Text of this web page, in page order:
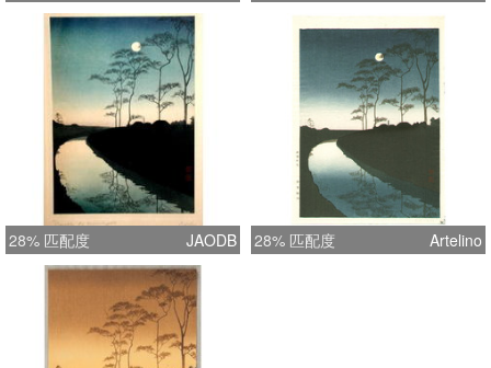
28% 匹配度 JAODB 28% 匹配度 Artelino